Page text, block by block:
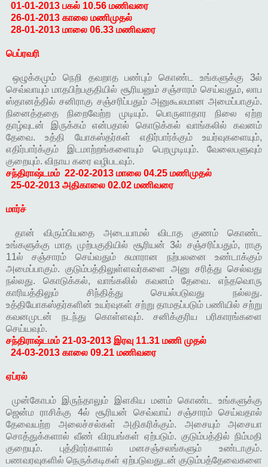
01-01-2013 பகல் 10.56 மணிவரை
26-01-2013 காலை மணிமுதல்
28-01-2013 மாலை 06.33 மணிவரை
பெப்ரவரி
ஒழுக்கமும் நெறி தவறாத பண்பும் கொண்ட உங்களுக்கு 3ல்
செவ்வாயும் மாதபிற்பகுதியில் சூரியனும் சஞ்சாரம் செய்வதும், லாப
ஸ்தானத்தில் சனிராகு சஞ்சரிப்பதும் அனுகூலமான அமைப்பாகும்.
நினைத்ததை நிறைவேற்ற முடியும். பொருளாதார நிலை ஏற்ற
தாழ்வுடன் இருக்கம் என்பதால் கொடுக்கல் வாங்கலில் கவனம்
தேவை. உத்தி யோகஸ்தர்கள் எதிர்பார்க்கும் உயர்வுகளையும்,
எதிர்பார்க்கும் இடமாற்றங்களையும் பெறமுடியும். வேலைபளுவும்
குறையும். விநாய கரை வழிபடவும்.
சந்திராஷ்டமம் 22-02-2013 மாலை 04.25 மணிமுதல்
25-02-2013 அதிகாலை 02.02 மணிவரை
மார்ச்
தான் விரும்பியதை அடையாமல் விடாத குணம் கொண்ட
உங்களுக்கு மாத முற்பகுதியில் சூரியன் 3ல் சஞ்சரிப்பதும், ராகு
11ல் சஞ்சாரம் செய்வதும் சுமாரான நற்பலனை உண்டாக்கும்
அமைப்பாகும். குடும்பத்திலுள்ளவர்களை அனு சரித்து செல்வது
நல்லது. கொடுக்கல், வாங்கலில் கவனம் தேவை. எந்தவொரு
காரியத்திலும் சிந்தித்து செயல்படுவது நல்லது.
உத்தியோகஸ்தர்களின் உயர்வுகள் சற்று தாமதப்படும் பணியில் சற்று
கவனமுடன் நடந்து கொள்ளவும். சனிக்குரிய பரிகாரங்களை
செய்யவும்.
சந்திராஷ்டமம் 21-03-2013 இரவு 11.31 மணி முதல்
24-03-2013 காலை 09.21 மணிவரை
ஏப்ரல்
முன்கோபம் இருந்தாலும் இளகிய மனம் கொண்ட உங்களுக்கு
ஜென்ம ராசிக்கு 4ல் சூரியன் செவ்வாய் சஞ்சாரம் செய்வதால்
தேவையற்ற அலைச்சல்கள் அதிகரிக்கும். அசையும் அசையா
சொத்துக்களால் வீண் விரயங்கள் ஏற்படும். குடும்பத்தில் நிம்மதி
குறையும். புத்திரர்களால் மனசஞ்சலங்களும் உண்டாகும்.
பணவரவுகளில் நெருக்கடிகள் ஏற்படுவதுடன் குடும்பத்தேவைகளை